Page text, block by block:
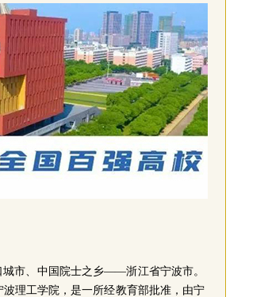
城市、中国院士之乡——浙江省宁波市。
理工学院，是一所经教育部批准，由宁